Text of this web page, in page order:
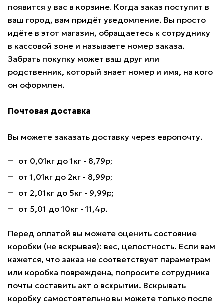
появится у вас в корзине. Когда заказ поступит в
ваш город, вам придёт уведомление. Вы просто
идёте в этот магазин, обращаетесь к сотруднику
в кассовой зоне и называете номер заказа.
Забрать покупку может ваш друг или
родственник, который знает номер и имя, на кого
он оформлен.
Почтовая доставка
Вы можете заказать доставку через европочту.
от 0,01кг до 1кг - 8,79р;
от 1,01кг до 2кг - 8,99р;
от 2,01кг до 5кг - 9,99р;
от 5,01 до 10кг - 11,4р.
Перед оплатой вы можете оценить состояние
коробки (не вскрывая): вес, целостность. Если вам
кажется, что заказ не соответствует параметрам
или коробка повреждена, попросите сотрудника
почты составить акт о вскрытии. Вскрывать
коробку самостоятельно вы можете только после